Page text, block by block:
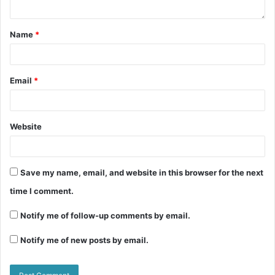
c
e
o
o
k
itt at
p
p
s
n
g
er
ar
Name *
Email *
Website
Save my name, email, and website in this browser for the next
time I comment.
Notify me of follow-up comments by email.
Notify me of new posts by email.